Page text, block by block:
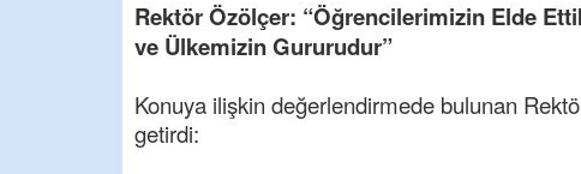
Rektör Özölçer: “Öğrencilerimizin Elde
ve Ülkemizin Gururudur”
Konuya ilişkin değerlendirmede bulunan
getirdi: